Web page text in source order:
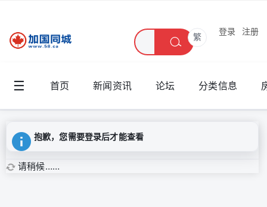
繁
登录 注册
☰ 首页 新闻资讯 论坛 分类信息
抱歉，您需要登录后才能查看
请稍候……